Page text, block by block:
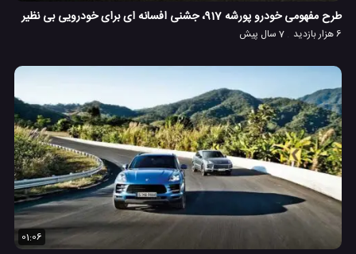
طرح مفهومی خودرو پورشه 917، جشنی افسانه ای برای خودرویی بی نظیر
6 هزار بازدید 7 سال پیش
01:06